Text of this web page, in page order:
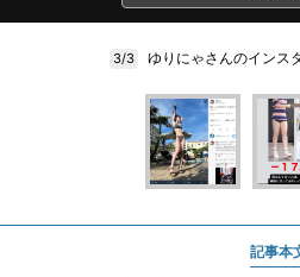
3/3 ゆりにゃさんのインス
記事本